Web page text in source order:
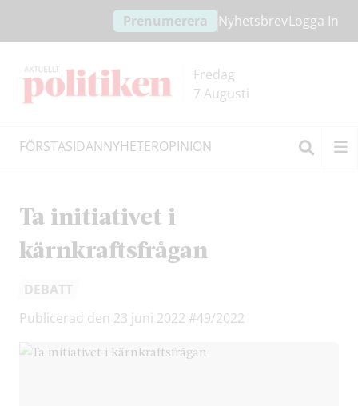
innehållet
headern
Prenumerera NyhetsbrevLogga In
Fredag
7 Augusti
FÖRSTASIDANNYHETEROPINION
Ta initiativet i
kärnkraftsfrågan
DEBATT
Publicerad den 23 juni 2022 #49/2022